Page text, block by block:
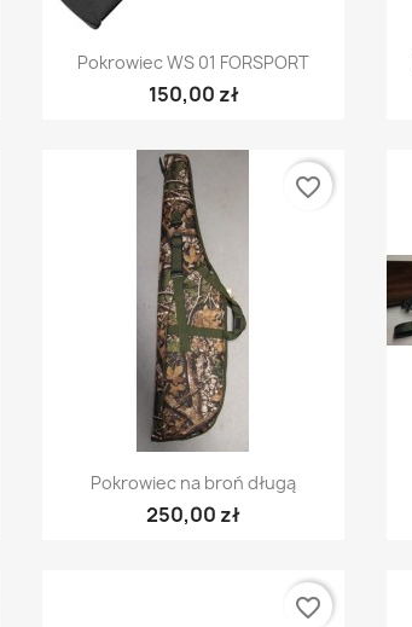
Szybki podgląd
Pokrowiec WS 01 FORSPORT
150,00 zł
Szybki podgląd
Pokrowiec na broń długą
250,00 zł
favorite_border
favorite_border